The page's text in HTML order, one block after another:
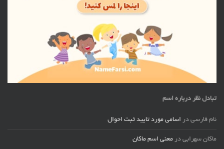
تبادل نظر درباره اسم
نام فارسی در اسامی مورد تایید ثبت احوال
ماکان سهرابی در معنی اسم ماکان